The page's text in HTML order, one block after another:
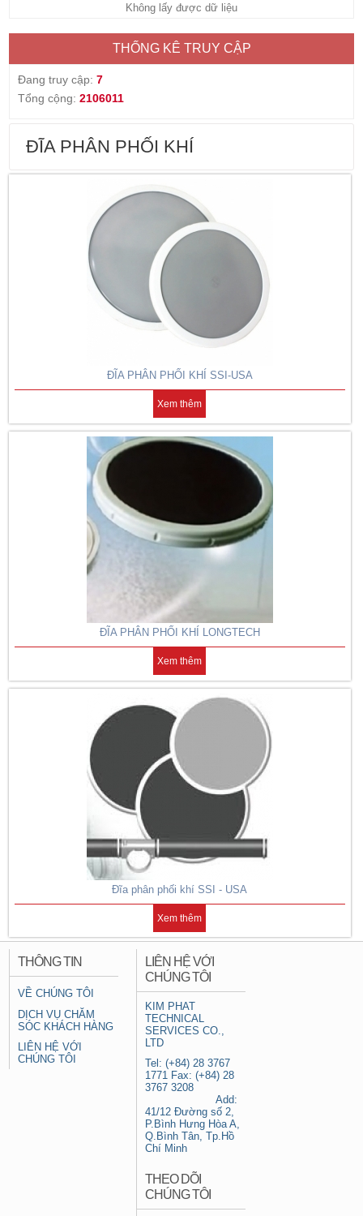
Không lấy được dữ liệu
THỐNG KÊ TRUY CẬP
Đang truy cập:7
Tổng cộng:2106011
ĐĨA PHÂN PHỐI KHÍ
ĐĨA PHÂN PHỐI KHÍ SSI-USA
Xem thêm
ĐĨA PHÂN PHỐI KHÍ LONGTECH
Xem thêm
Đĩa phân phối khí SSI - USA
Xem thêm
THÔNG TIN
VỀ CHÚNG TÔI
DỊCH VỤ CHĂM
SÓC KHÁCH HÀNG
LIÊN HỆ VỚI
CHÚNG TÔI
LIÊN HỆ VỚI
CHÚNG TÔI
KIM PHAT
TECHNICAL
SERVICES CO.,
LTD
Tel: (+84) 28 3767
1771 Fax: (+84) 28
3767 3208
Add:
41/12 Đường số 2,
P.Bình Hưng Hòa A,
Q.Bình Tân, Tp.Hồ
Chí Minh
THEO DÕI
CHÚNG TÔI